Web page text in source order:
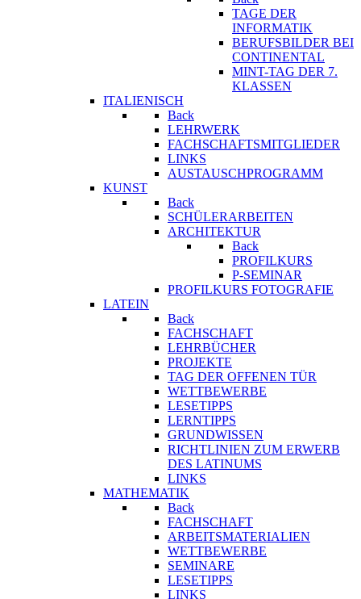
TAGE DER
INFORMATIK
BERUFSBILDER BEI
CONTINENTAL
MINT-TAG DER 7.
KLASSEN
ITALIENISCH
Back
LEHRWERK
FACHSCHAFTSMITGLIEDER
LINKS
AUSTAUSCHPROGRAMM
KUNST
Back
SCHÜLERARBEITEN
ARCHITEKTUR
Back
PROFILKURS
P-SEMINAR
PROFILKURS FOTOGRAFIE
LATEIN
Back
FACHSCHAFT
LEHRBÜCHER
PROJEKTE
TAG DER OFFENEN TÜR
WETTBEWERBE
LESETIPPS
LERNTIPPS
GRUNDWISSEN
RICHTLINIEN ZUM ERWERB
DES LATINUMS
LINKS
MATHEMATIK
Back
FACHSCHAFT
ARBEITSMATERIALIEN
WETTBEWERBE
SEMINARE
LESETIPPS
LINKS